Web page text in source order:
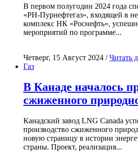
В первом полугодии 2024 года
«РН-Пурнефтегаз», входящей в
комплекс НК «Роснефть»,
мероприятий по программе...
Четверг, 15 Август 2024 /Читать
Газ
В Канаде началось
сжиженного
Канадский завод LNG Canada
производство сжиженного
новую страницу в истории
страны. Проект, реализация...